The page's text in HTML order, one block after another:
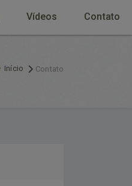
Vídeos Contato
Início Contato